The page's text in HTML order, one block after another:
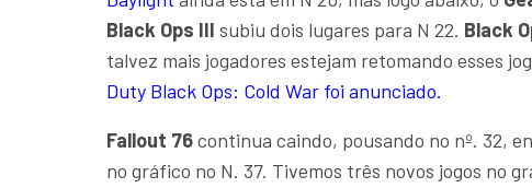
Black Ops III subiu dois lugares para N 22. Black
talvez mais jogadores estejam retomando esses
Duty Black Ops: Cold War foi anunciado.
Fallout 76continua caindo, pousando no nº. 32,
no gráfico no N. 37. Tivemos três novos jogos no